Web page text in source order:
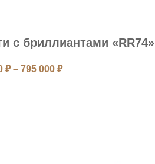
с бриллиантами «RR74»
₽ – 795 000 ₽